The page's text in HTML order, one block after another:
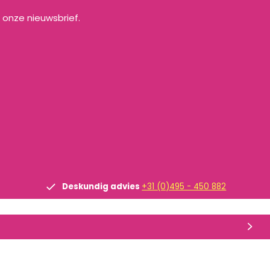
nieuwsbrief.
Deskundig advies +31 (0)495 - 450 882